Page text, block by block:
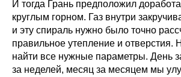
И тогда Грань предположил
круглым горном. Газ внутри
и эту спираль нужно было точно
правильное утепление и
найти все нужные параметры. День
за неделей, месяц за месяцем мы